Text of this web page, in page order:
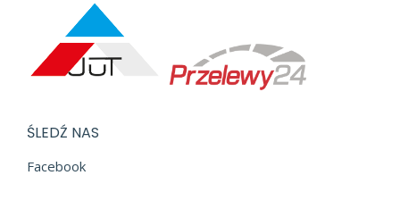
ŚLEDŹ NAS
Facebook